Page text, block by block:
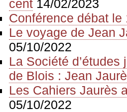
cent 14/02/2023
Conférence débat
Le voyage de Jean
05/10/2022
La Société
de Blois : Jean
Les Cahiers Jaurès
05/10/2022